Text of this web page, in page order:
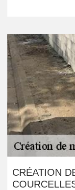
CRÉATION